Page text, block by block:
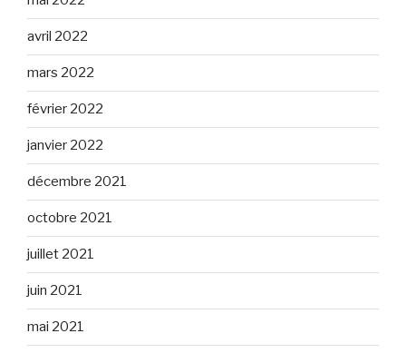
avril 2022
mars 2022
février 2022
janvier 2022
décembre 2021
octobre 2021
juillet 2021
juin 2021
mai 2021